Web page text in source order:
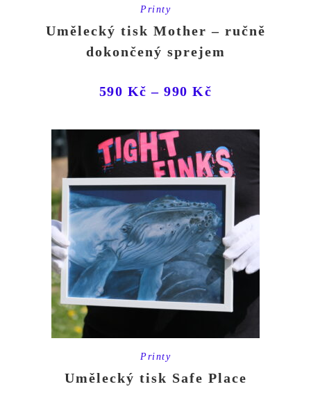
Printy
Umělecký tisk Mother – ručně
dokončený sprejem
590 Kč – 990Kč
Printy
Umělecký tisk Safe Place